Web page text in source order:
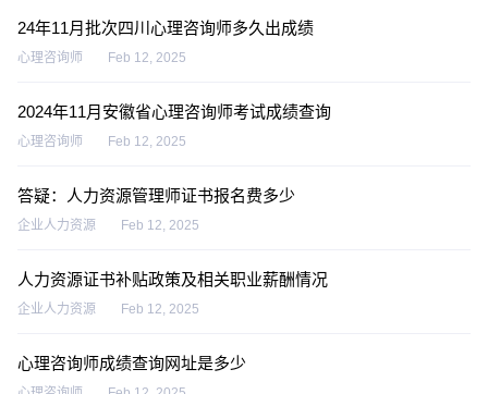
24年11月批次四川心理咨询师多久出成绩
心理咨询师 Feb 12, 2025
2024年11月安徽省心理咨询师考试成绩查询
心理咨询师 Feb 12, 2025
答疑：人力资源管理师证书报名费多少
企业人力资源 Feb 12, 2025
人力资源证书补贴政策及相关职业薪酬情况
企业人力资源 Feb 12, 2025
心理咨询师成绩查询网址是多少